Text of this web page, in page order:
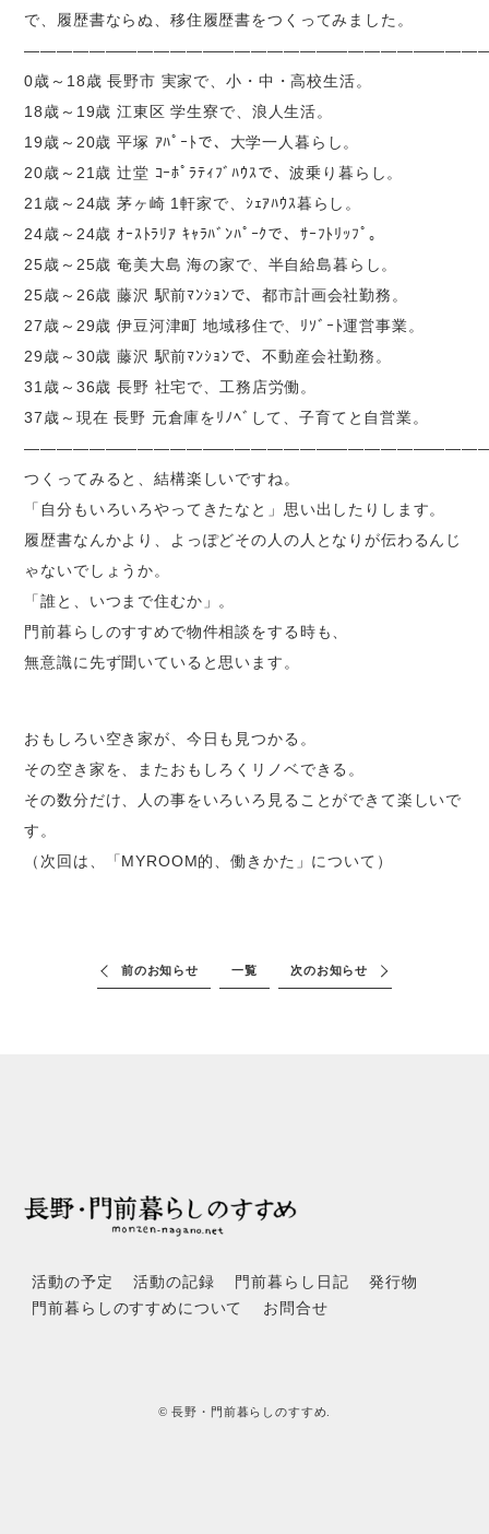
で、履歴書ならぬ、移住履歴書をつくってみました。
0歳～18歳 長野市 実家で、小・中・高校生活。
18歳～19歳 江東区 学生寮で、浪人生活。
19歳～20歳 平塚 ｱﾊﾟｰﾄで、大学一人暮らし。
20歳～21歳 辻堂 ｺｰﾎﾟﾗﾃｨﾌﾞﾊｳｽで、波乗り暮らし。
21歳～24歳 茅ヶ崎 1軒家で、ｼｪｱﾊｳｽ暮らし。
24歳～24歳 ｵｰｽﾄﾗﾘｱ ｷｬﾗﾊﾞﾝﾊﾟｰｸで、ｻｰﾌﾄﾘｯﾌﾟ。
25歳～25歳 奄美大島 海の家で、半自給島暮らし。
25歳～26歳 藤沢 駅前ﾏﾝｼｮﾝで、都市計画会社勤務。
27歳～29歳 伊豆河津町 地域移住で、ﾘｿﾞｰﾄ運営事業。
29歳～30歳 藤沢 駅前ﾏﾝｼｮﾝで、不動産会社勤務。
31歳～36歳 長野 社宅で、工務店労働。
37歳～現在 長野 元倉庫をﾘﾉﾍﾞして、子育てと自営業。
つくってみると、結構楽しいですね。
「自分もいろいろやってきたなと」思い出したりします。
履歴書なんかより、よっぽどその人の人となりが伝わるんじ
ゃないでしょうか。
「誰と、いつまで住むか」。
門前暮らしのすすめで物件相談をする時も、
無意識に先ず聞いていると思います。
おもしろい空き家が、今日も見つかる。
その空き家を、またおもしろくリノベできる。
その数分だけ、人の事をいろいろ見ることができて楽しいで
す。
（次回は、「MYROOM的、働きかた」について）
前のお知らせ 一覧 次のお知らせ
活動の予定 活動の記録 門前暮らし日記
発行物
門前暮らしのすすめについて
お問合せ
© 長野・門前暮らしのすすめ.